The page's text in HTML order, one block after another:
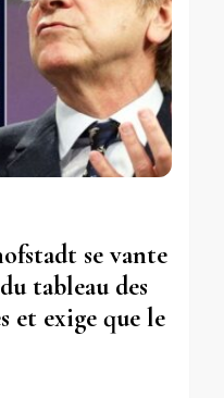
se vante
tableau des
et exige que le